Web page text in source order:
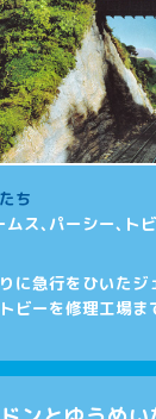
ち
ス、パーシー、ト
に急行をひいたジ
ビーを修理工場ま